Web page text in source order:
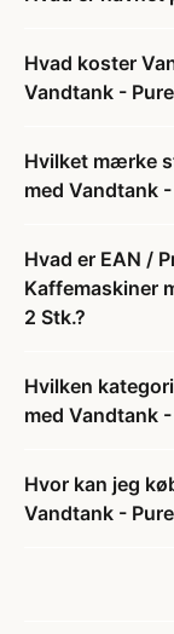
Hvad koster
Vandtank -
Hvilket mærke
med Vandtank
Hvad er EAN /
Kaffemaskiner
2 Stk.?
Hvilken
med Vandtank
Hvor kan jeg
Vandtank -